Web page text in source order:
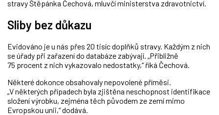
stravy Štěpánka Čechová, mluvčí ministerstva zdravotnictví.
Sliby bez důkazu
Evidováno je u nás přes 20 tisíc doplňků stravy. Každým z nich
se úřady při zařazení do databáze zabývají. „Přibližně
75 procent z nich vykazovalo nedostatky,“ říká Čechová.
Některé dokonce obsahovaly nepovolené příměsi.
„V některých případech byla zjištěna neschopnost identifikace
složení výrobku, zejména těch původem ze zemí mimo
Evropskou unii,“ dodává.